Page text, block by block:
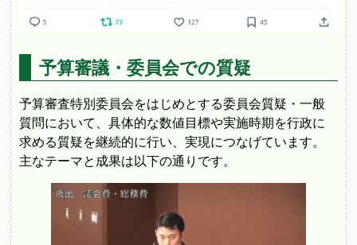
予算審議・委員会での質疑
予算審査特別委員会をはじめとする委員会質疑・一般
質問において、具体的な数値目標や実施時期を行政に
求める質疑を継続的に行い、実現につなげています。
主なテーマと成果は以下の通りです。